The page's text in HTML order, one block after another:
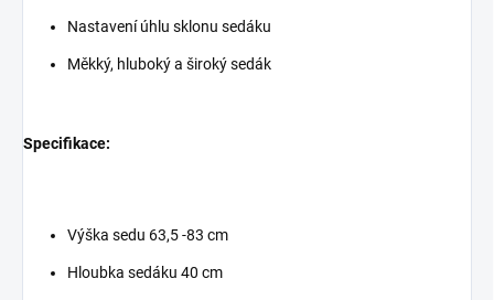
Nastavení úhlu sklonu sedáku
Měkký, hluboký a široký sedák
Specifikace:
Výška sedu 63,5 -83 cm
Hloubka sedáku 40 cm